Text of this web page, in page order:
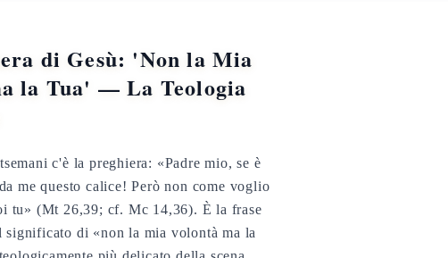
di Gesù: 'Non la Mia
la Tua' — La Teologia
c'è la preghiera: «Padre mio, se è
me questo calice! Però non come voglio
tu» (Mt 26,39; cf. Mc 14,36). È la frase
significato di «non la mia volontà ma la